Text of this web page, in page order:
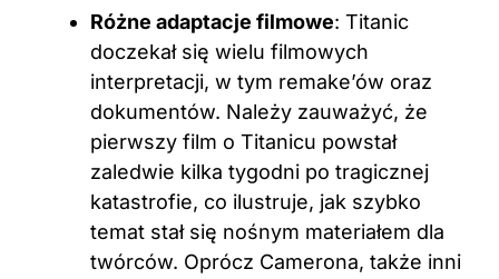
Różne adaptacje filmowe: Titanic
doczekał się wielu filmowych
interpretacji, w tym remake’ów oraz
dokumentów. Należy zauważyć, że
pierwszy film o Titanicu powstał
zaledwie kilka tygodni po tragicznej
katastrofie, co ilustruje, jak szybko
temat stał się nośnym materiałem dla
twórców. Oprócz Camerona, także inni